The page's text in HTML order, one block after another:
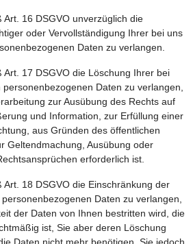
Art. 16 DSGVO unverzüglich die
oder Vervollständigung Ihrer bei uns
Daten zu verlangen.
Art. 17 DSGVO die Löschung Ihrer bei
Daten zu verlangen,
zur Ausübung des Rechts auf
und Information, zur Erfüllung einer
aus Gründen des öffentlichen
Geltendmachung, Ausübung oder
erforderlich ist.
Art. 18 DSGVO die Einschränkung der
Daten zu verlangen,
der Daten von Ihnen bestritten wird, die
ist, Sie aber deren Löschung